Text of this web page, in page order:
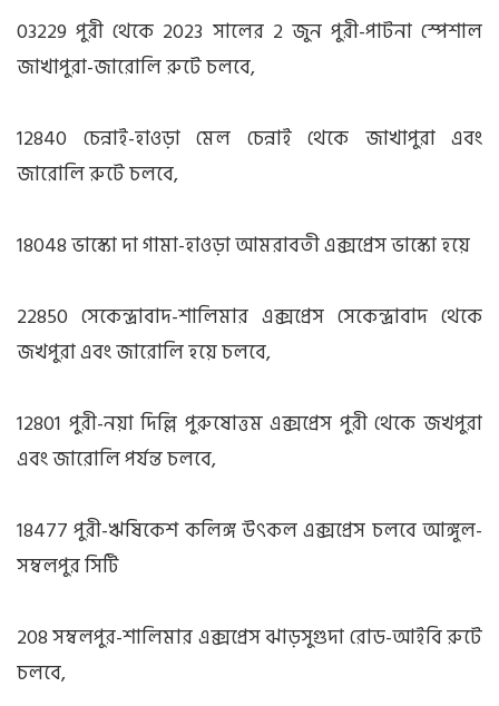
03229 পুরী থেকে 2023 সালের 2 জুন পুরী-পাটনা স্পেশাল
জাখাপুরা-জারোলি রুটে চলবে,
12840 চেন্নাই-হাওড়া মেল চেন্নাই থেকে জাখাপুরা এবং
জারোলি রুটে চলবে,
18048 ভাস্কো দা গামা-হাওড়া আমরাবতী এক্সপ্রেস ভাস্কো হয়ে
22850 সেকেন্দ্রাবাদ-শালিমার এক্সপ্রেস সেকেন্দ্রাবাদ থেকে
জখপুরা এবং জারোলি হয়ে চলবে,
12801 পুরী-নয়া দিল্লি পুরুষোত্তম এক্সপ্রেস পুরী থেকে জখপুরা
এবং জারোলি পর্যন্ত চলবে,
18477 পুরী-ঋষিকেশ কলিঙ্গ উৎকল এক্সপ্রেস চলবে আঙ্গুল-
সম্বলপুর সিটি
208 সম্বলপুর-শালিমার এক্সপ্রেস ঝাড়সুগুদা রোড-আইবি রুটে
চলবে,